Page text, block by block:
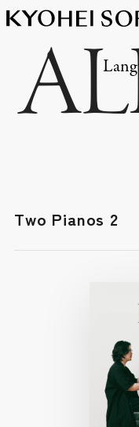
Two Pianos 2